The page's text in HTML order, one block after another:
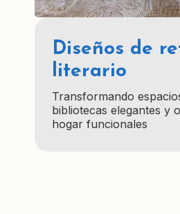
Diseños de
literario
Transformando
bibliotecas elegantes y
hogar funcionales